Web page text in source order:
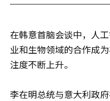
在韩意首脑会谈中，人
业和生物领域的合作成
注度不断上升。
李在明总统与意大利政